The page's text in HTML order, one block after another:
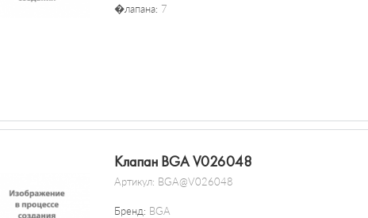
�лапана: 7
Клапан BGA V026048
Артикул: BGA@V026048
Бренд: BGA